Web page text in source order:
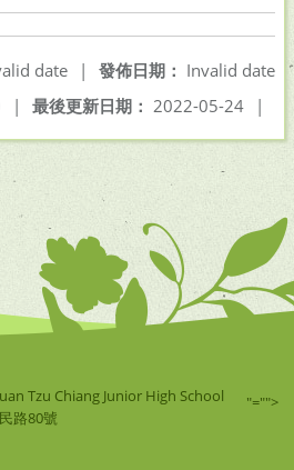
發佈日期： Invalid date
date
|
最後更新日期： 2022-05-24 |
|
Tzu Chiang Junior High School
路80號
"="">